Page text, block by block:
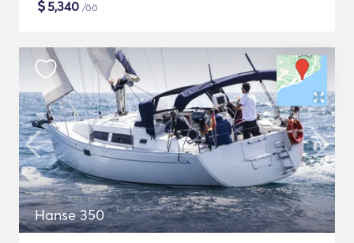
$5,340 /öö
Hanse 350